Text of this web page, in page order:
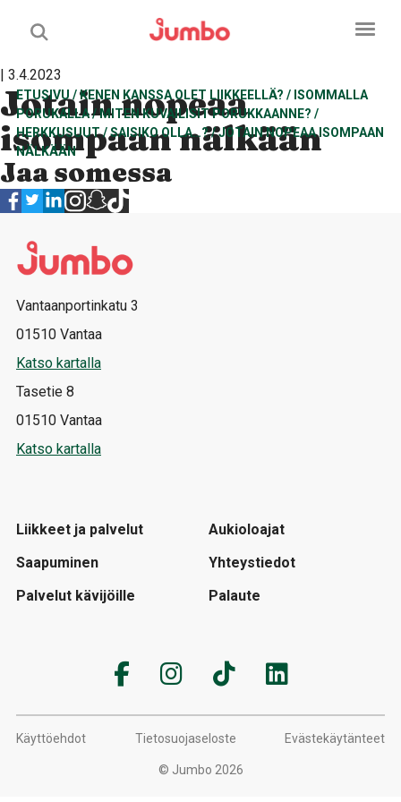
ETUSIVU /KENEN KANSSA OLET LIIKKEELLÄ? / ISOMMALLA
PORUKALLA/MITEN KUVAILISIT PORUKKAANNE? /
HERKKUSUUT/SAISIKO OLLA…?/JOTAIN NOPEAA ISOMPAAN
NÄLKÄÄN
| 3.4.2023
Jotain nopeaa
isompaan nälkään
Jaa somessa
Vantaanportinkatu 3
01510 Vantaa
Katso kartalla
Tasetie 8
01510 Vantaa
Katso kartalla
Liikkeet ja palvelut
Saapuminen
Palvelut kävijöille
Aukioloajat
Yhteystiedot
Palaute
© Jumbo 2026
Käyttöehdot Tietosuojaseloste Evästekäytänteet